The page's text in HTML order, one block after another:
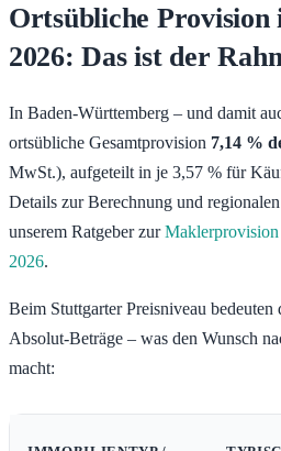
Ortsübliche
2026: Das ist der
In Baden-Württemberg – und damit
ortsübliche Gesamtprovision 7,14 %
MwSt.), aufgeteilt in je 3,57 % für
Details zur Berechnung und
unserem Ratgeber zur
2026.
Beim Stuttgarter Preisniveau bedeuten
Absolut-Beträge – was den Wunsch
macht: